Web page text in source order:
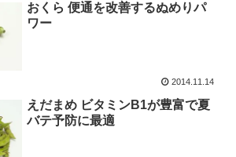
おくら 便通を改善するぬめりパ
ワー
2014.11.14
えだまめ ビタミンB1が豊富で夏
バテ予防に最適